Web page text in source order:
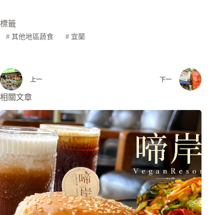
標籤
#其他地區蔬食 #宜蘭
上一 下一
相關文章